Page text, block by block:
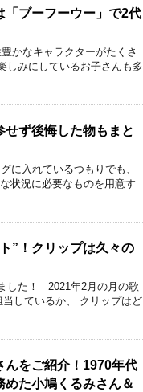
「ブーフーウー」で2代
かなキャラクターがたくさ
みにしているお子さんも多
ず後悔した物もまと
に入れているつもりでも、
状況に必要なものを用意す
”！クリップは久々の
した！ 2021年2月の月の歌
しているか、 クリップはど
んをご紹介！1970年代
た小鳩くるみさん＆